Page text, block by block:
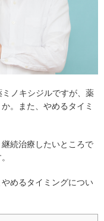
ノキシジルですが、薬
。また、やめるタイミ
続治療したいところで
めるタイミングについ